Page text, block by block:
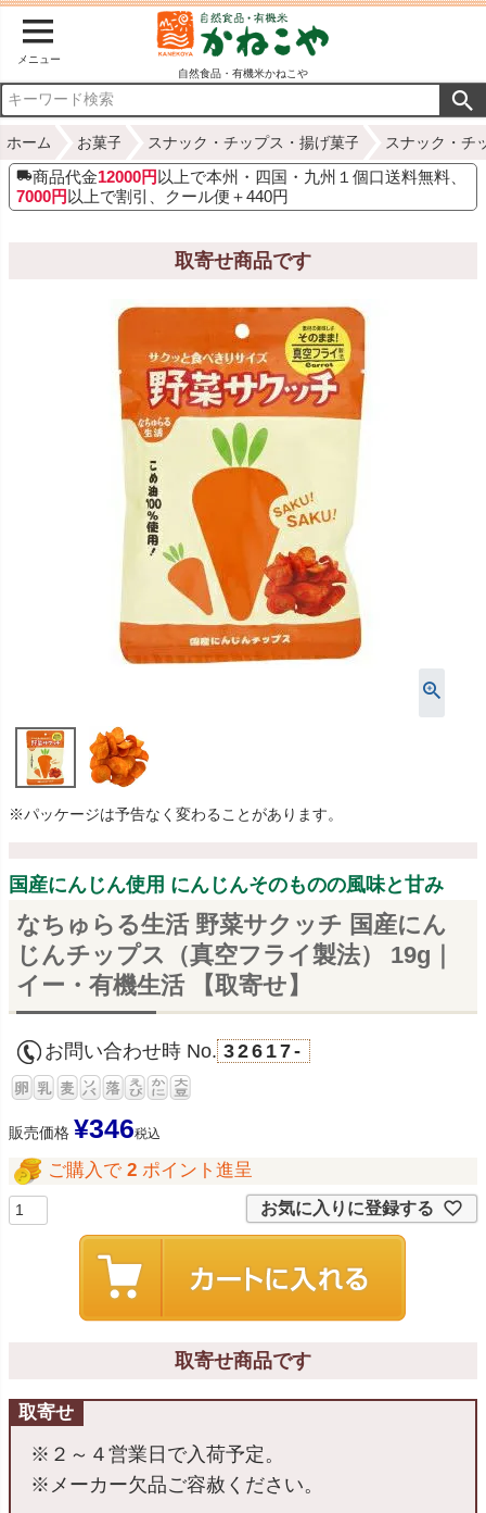
メニュー
自然食品・有機米かねこや
ホーム お菓子 スナック・チップス・揚げ菓子 スナック・チ
商品代金12000円 以上で本州・四国・九州１個口送料無料、
7000円 以上で割引、クール便＋440円
取寄せ商品です
※パッケージは予告なく変わることがあります。
国産にんじん使用 にんじんそのものの風味と甘み
なちゅらる生活 野菜サクッチ 国産にん
じんチップス（真空フライ製法） 19g｜
イー・有機生活 【取寄せ】
お問い合わせ時 No. 32617-
販売価格 ¥346税込
ご購入で 2 ポイント進呈
お気に入りに登録する
取寄せ商品です
取寄せ
※２～４営業日で入荷予定。
※メーカー欠品ご容赦ください。